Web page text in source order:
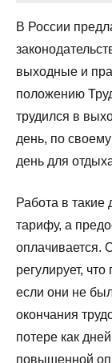
В России
выходные и
положению
трудился в
день, по
день для
Работа в
тарифу, а
оплачивается.
регулирует,
если они не
окончания
потере как
повышенной